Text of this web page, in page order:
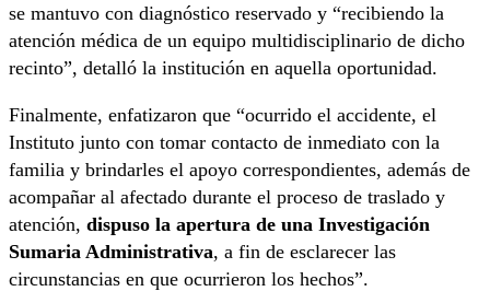
se mantuvo con diagnóstico reservado y “recibiendo la
atención médica de un equipo multidisciplinario de dicho
recinto”, detalló la institución en aquella oportunidad.
Finalmente, enfatizaron que “ocurrido el accidente, el
Instituto junto con tomar contacto de inmediato con la
familia y brindarles el apoyo correspondientes, además de
acompañar al afectado durante el proceso de traslado y
atención, dispuso la apertura de una Investigación
Sumaria Administrativa, a fin de esclarecer las
circunstancias en que ocurrieron los hechos”.